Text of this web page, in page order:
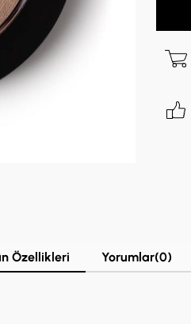
Özellikleri Yorumlar(0)